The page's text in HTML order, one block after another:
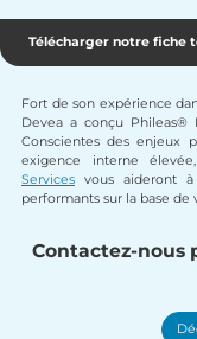
Télécharger notre fiche
Fort de son expérience
Devea a conçu Phileas®
Conscientes des enjeux
exigence interne
Services vous aideront
performants sur la base de
Contactez-nous